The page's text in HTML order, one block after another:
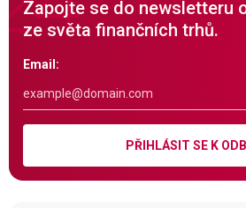
Zapojte se do newsletteru
ze světa finančních trhů.
Email:
PŘIHLÁSIT SE K